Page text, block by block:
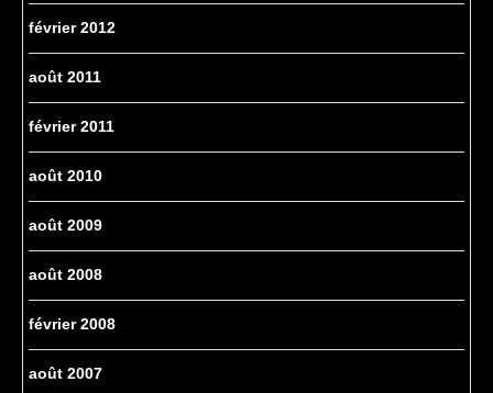
février 2012
août 2011
février 2011
août 2010
août 2009
août 2008
février 2008
août 2007